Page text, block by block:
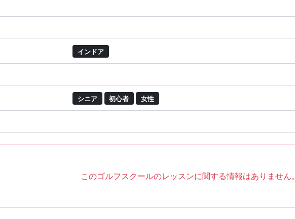
インドア
シニア 初心者 女性
このゴルフスクールのレッスンに関する情報はありません。